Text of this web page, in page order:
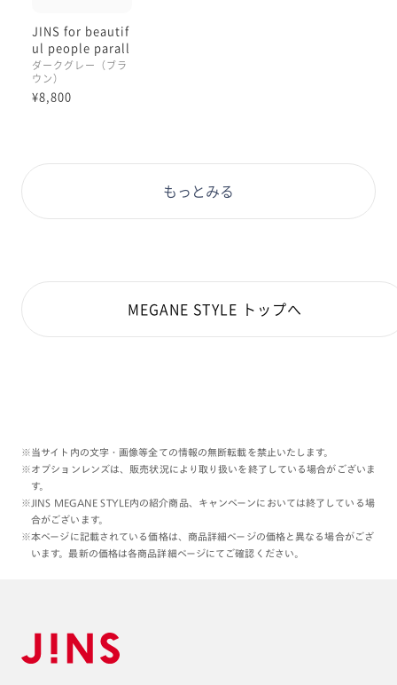
JINS for beautif
ul people parall
ax sunglasses
ダークグレー（ブラ
ウン）
¥8,800
もっとみる
MEGANE STYLE トップへ
※当サイト内の文字・画像等全ての情報の無断転載を禁止いたします。
※オプションレンズは、販売状況により取り扱いを終了している場合がございま
す。
※JINS MEGANE STYLE内の紹介商品、キャンペーンにおいては終了している場
合がございます。
※本ページに記載されている価格は、商品詳細ページの価格と異なる場合がござ
います。最新の価格は各商品詳細ページにてご確認ください。